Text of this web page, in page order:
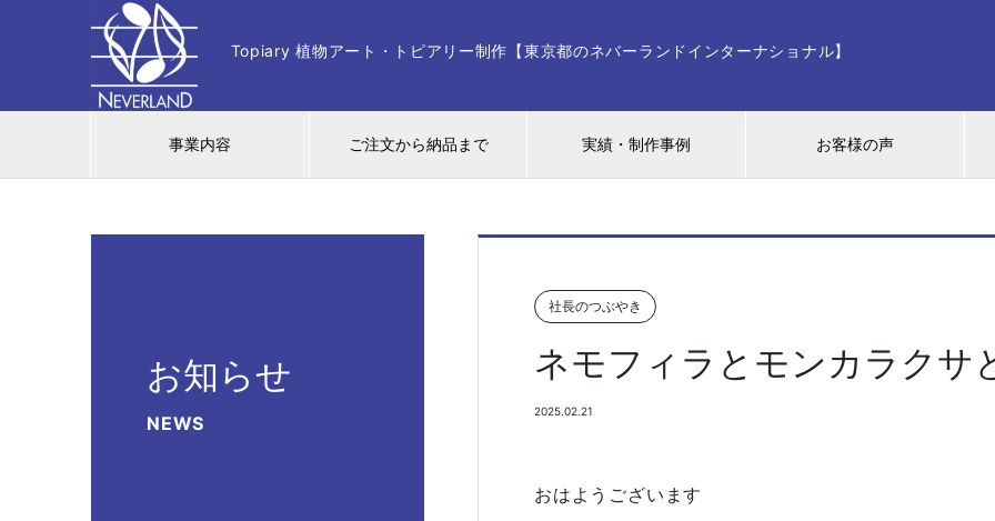
Topiary 植物アート・トピアリー制作【東京都のネバーランドインターナショナル】
事業内容 ご注文から納品まで 実績・制作事例 お客様の声
お知らせ
NEWS
社長のつぶやき
ネモフィラとモンカラクサ
2025.02.21
おはようございます